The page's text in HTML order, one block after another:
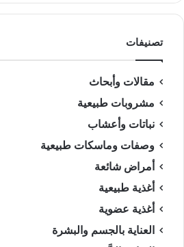
تصنيفات
مقالات وأبحاث
مشروبات طبيعية
نباتات وأعشاب
وصفات وماسكات طبيعية
أمراض شائعة
أغذية طبيعية
أغذية عضوية
العناية بالجسم والبشرة